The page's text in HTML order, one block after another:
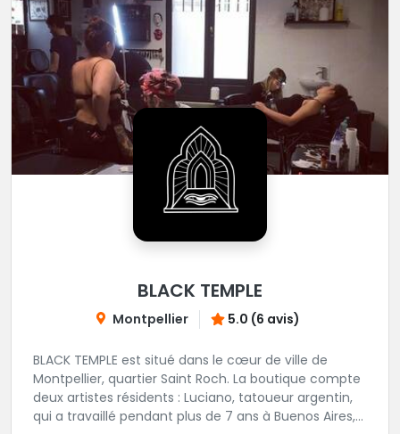
BLACK TEMPLE
Montpellier 5.0 (6 avis)
BLACK TEMPLE est situé dans le cœur de ville de
Montpellier, quartier Saint Roch. La boutique compte
deux artistes résidents : Luciano, tatoueur argentin,
qui a travaillé pendant plus de 7 ans à Buenos Aires,